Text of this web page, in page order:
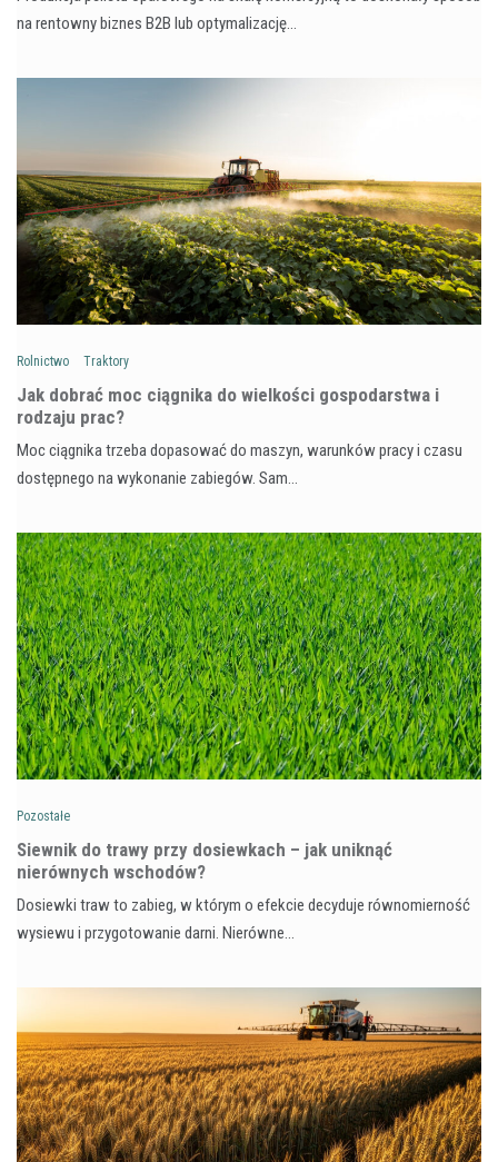
na rentowny biznes B2B lub optymalizację…
Rolnictwo Traktory
Jak dobrać moc ciągnika do wielkości gospodarstwa i
rodzaju prac?
Moc ciągnika trzeba dopasować do maszyn, warunków pracy i czasu
dostępnego na wykonanie zabiegów. Sam…
Pozostałe
Siewnik do trawy przy dosiewkach – jak uniknąć
nierównych wschodów?
Dosiewki traw to zabieg, w którym o efekcie decyduje równomierność
wysiewu i przygotowanie darni. Nierówne…